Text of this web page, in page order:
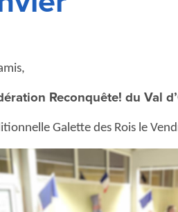
Reconquête! du Val
Galette des Rois le